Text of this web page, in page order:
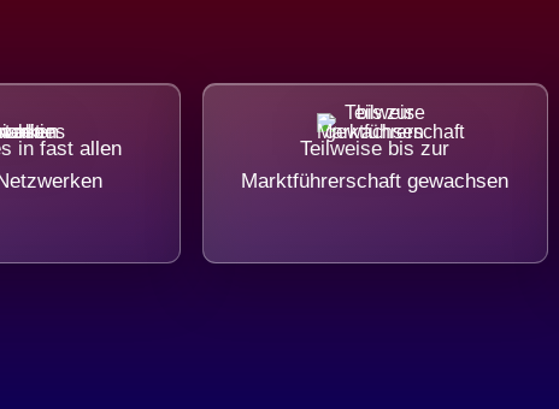
in fast allen
Teilweise bis zur
Marktführerschaft gewachsen